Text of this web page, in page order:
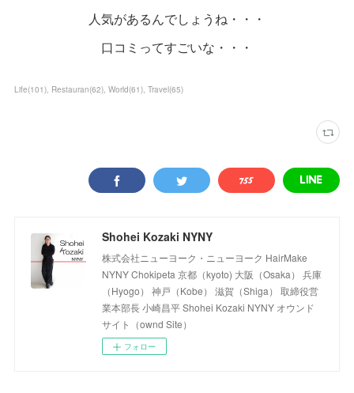
人気があるんでしょうね・・・
口コミってすごいな・・・
Life(101) Restauran(62) World(61) Travel(65)
Shohei Kozaki NYNY
株式会社ニューヨーク・ニューヨーク HairMake
NYNY Chokipeta 京都（kyoto) 大阪（Osaka） 兵庫
（Hyogo） 神戸（Kobe） 滋賀（Shiga） 取締役営
業本部長 小崎昌平 Shohei Kozaki NYNY オウンド
サイト（ownd Site）
フォロー